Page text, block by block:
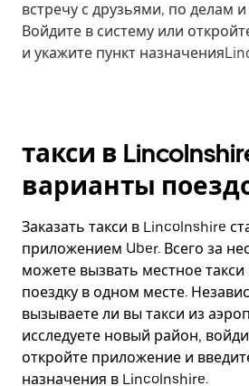
встречу с друзьями, по делам и
Войдите в систему или
и укажите пункт
такси в
варианты
Заказать такси в Lincolnshire
приложением Uber. Всего за
можете вызвать местное такси
поездку в одном месте.
вызываете ли вы такси из
исследуете новый район,
откройте приложение и
назначения в Lincolnshire.